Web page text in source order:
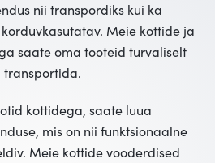
nii transpordiks kui ka
Meie kottide ja
saate oma tooteid turvaliselt
transportida.
kottidega, saate luua
mis on nii funktsionaalne
Meie kottide vooderdised